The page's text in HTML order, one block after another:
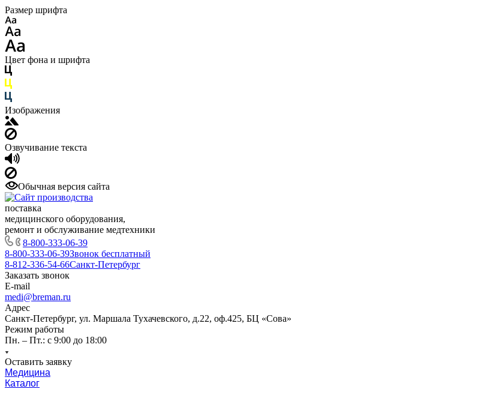
Размер шрифта
Цвет фона и шрифта
Изображения
Озвучивание текста
Обычная версия сайта
поставка
медицинского оборудования,
ремонт и обслуживание медтехники
8-800-333-06-39
8-800-333-06-39Звонок бесплатный
8-812-336-54-66Санкт-Петербург
Заказать звонок
E-mail
medi@breman.ru
Адрес
Санкт-Петербург, ул. Маршала Тухачевского, д.22, оф.425, БЦ «Сова»
Режим работы
Пн. – Пт.: с 9:00 до 18:00
Оставить заявку
Медицина
Каталог